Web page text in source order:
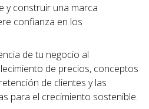
y construir una marca
confianza en los
de tu negocio al
de precios, conceptos
de clientes y las
para el crecimiento sostenible.